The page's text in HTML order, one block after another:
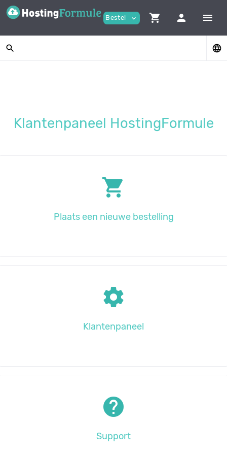
Bestel expand_more shopping_cart person menu
search language
Klantenpaneel HostingFormule
shopping_cart
plaats een nieuwe bestelling
settings
klantenpaneel
help
support